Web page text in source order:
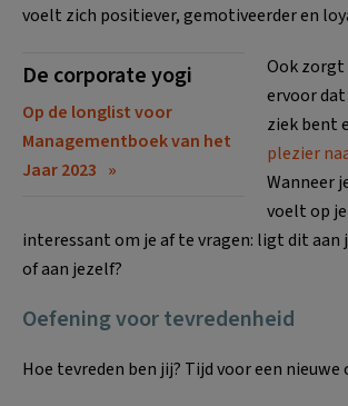
voelt zich positiever, gemotiveerder en
De corporate yogi
Op de longlist voor
Managementboek van het
Jaar 2023
Ook zorgt
ervoor
ziek bent
plezier
Wanneer
voelt op
interessant om je af te vragen: ligt dit aan
of aan jezelf?
Oefening voor tevredenheid
Hoe tevreden ben jij? Tijd voor een nieuwe